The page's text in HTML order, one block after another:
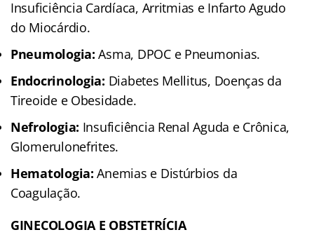
Insuficiência Cardíaca, Arritmias e Infarto Agudo
do Miocárdio.
Pneumologia: Asma, DPOC e Pneumonias.
Endocrinologia: Diabetes Mellitus, Doenças da
Tireoide e Obesidade.
Nefrologia: Insuficiência Renal Aguda e Crônica,
Glomerulonefrites.
Hematologia: Anemias e Distúrbios da
Coagulação.
GINECOLOGIA E OBSTETRÍCIA